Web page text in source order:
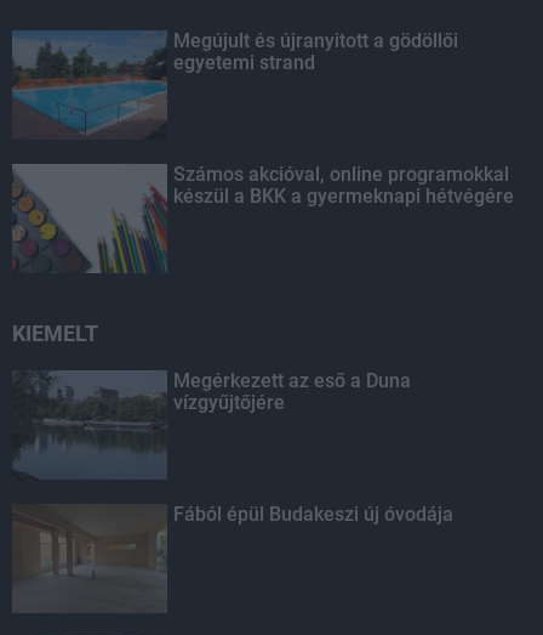
Megújult és újranyitott a gödöllői
egyetemi strand
Számos akcióval, online programokkal
készül a BKK a gyermeknapi hétvégére
KIEMELT
Megérkezett az eső a Duna
vízgyűjtőjére
Fából épül Budakeszi új óvodája